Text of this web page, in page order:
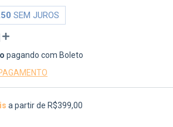
SEM JUROS
pagando com Boleto
a partir de R$399,00